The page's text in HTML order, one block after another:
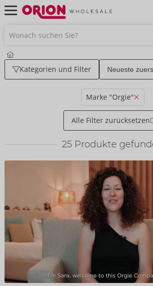
Kategorien und Filter
Marke "Orgie"
Alle Filter zurücksetzen
25 Produkte